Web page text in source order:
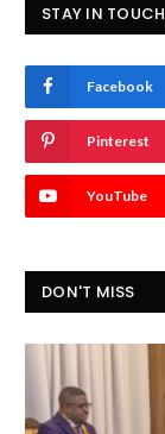
STAY IN TOUCH
Facebook
Pinterest
YouTube
DON'T MISS